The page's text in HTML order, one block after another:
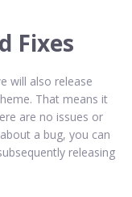
Fixes
will also release
That means it
are no issues or
a bug, you can
releasing